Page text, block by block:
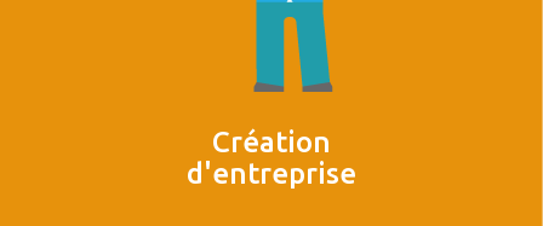
Création
d'entreprise